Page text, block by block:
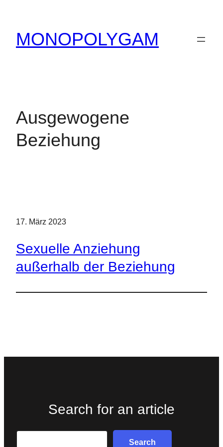
springen
MONOPOLYGAM
Ausgewogene
Beziehung
17. März 2023
Sexuelle Anziehung
außerhalb der Beziehung
Search for an article
Search